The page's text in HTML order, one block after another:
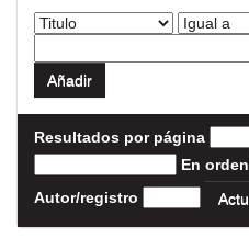
Resultados por página
En orden
Autor/registro